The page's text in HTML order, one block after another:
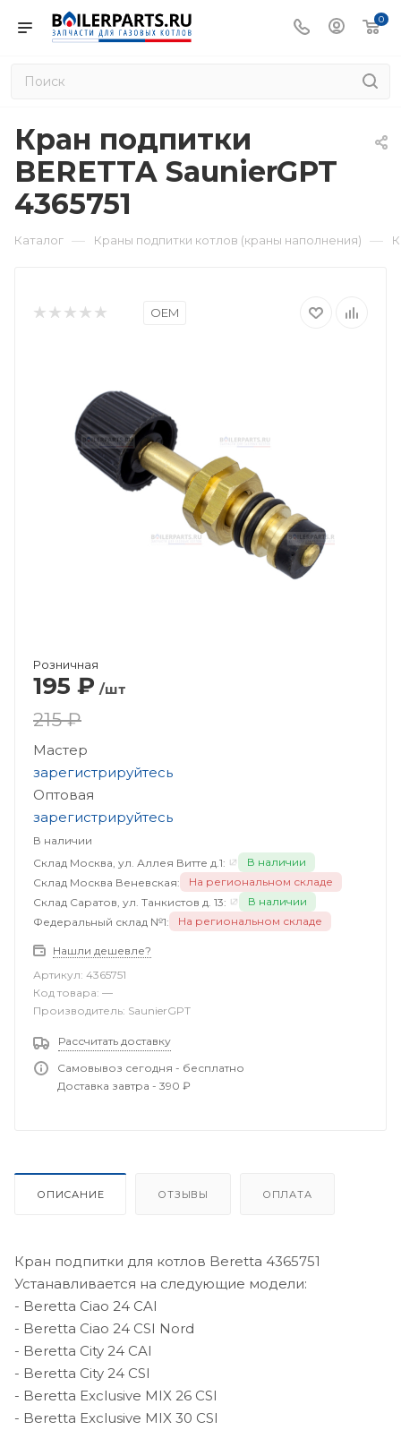
0
Кран подпитки
BERETTA SaunierGPT
4365751
Каталог — Краны подпитки котлов (краны наполнения) —
OEM
Розничная
195 ₽ /шт
215 ₽
Мастер
зарегистрируйтесь
Оптовая
зарегистрируйтесь
В наличии
Склад Москва, ул. Аллея Витте д.1:
В наличии
Склад Москва Веневская:
На региональном складе
Склад Саратов, ул. Танкистов д. 13:
В наличии
Федеральный склад №1:
На региональном складе
Нашли дешевле?
Артикул: 4365751
Код товара: —
Производитель: SaunierGPT
Рассчитать доставку
Самовывоз сегодня - бесплатно
Доставка завтра - 390 ₽
ОПИСАНИЕ ОТЗЫВЫ ОПЛАТА
Кран подпитки для котлов Beretta 4365751
Устанавливается на следующие модели:
- Beretta Ciao 24 CAI
- Beretta Ciao 24 CSI Nord
- Beretta City 24 CAI
- Beretta City 24 CSI
- Beretta Exclusive MIX 26 CSI
- Beretta Exclusive MIX 30 CSI